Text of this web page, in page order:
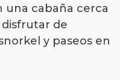
una cabaña cerca
de
y paseos en